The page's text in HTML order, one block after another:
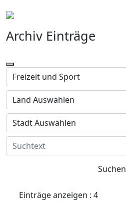
Archiv Einträge
Suchen
Einträge anzeigen : 4